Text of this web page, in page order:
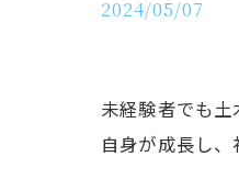
2024/05/07
未経験者でも
自身が成長し